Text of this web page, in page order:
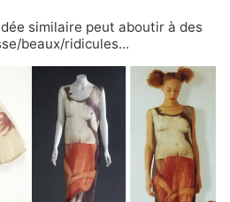
similaire peut aboutir à des
beaux/ridicules...